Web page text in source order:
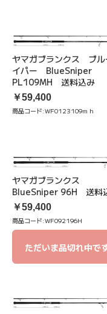
ヤマガブランクス ブル
イパー BlueSniper
PL109MH 送料込み
￥59,400
商品コード:WF0123109ｍｈ
ヤマガブランクス
BlueSniper 96H 送料
￥59,400
商品コード:WF092196H
ただいま品切れ中で